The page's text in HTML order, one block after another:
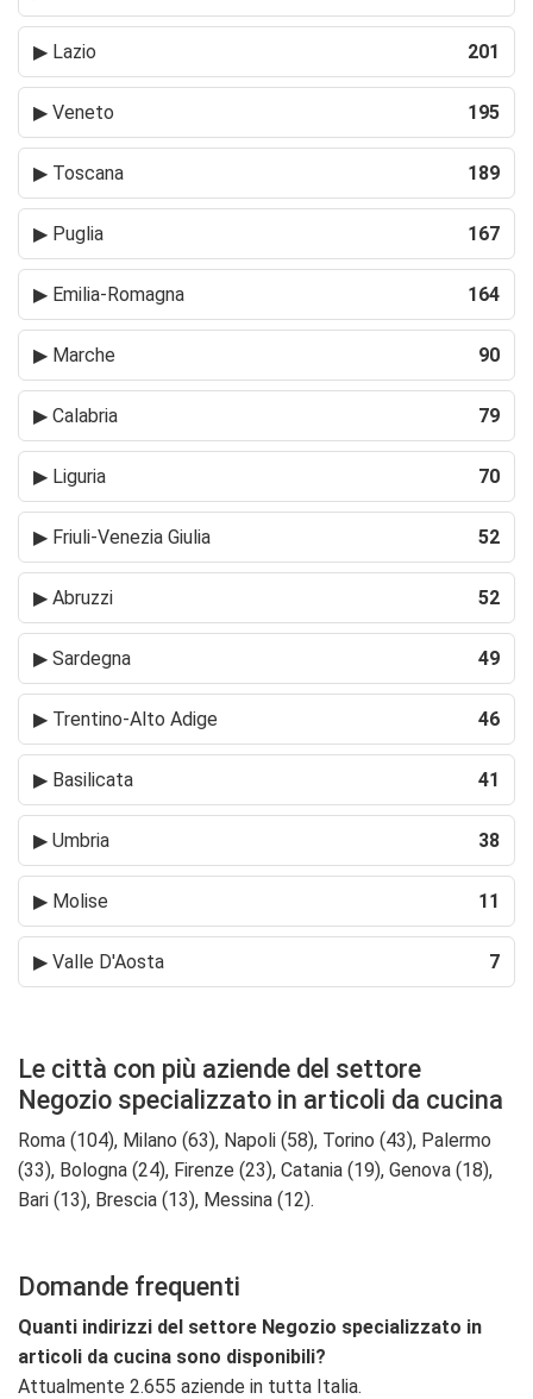
▶ Lazio 201
▶ Veneto 195
▶ Toscana 189
▶ Puglia 167
▶ Emilia-Romagna 164
▶ Marche 90
▶ Calabria 79
▶ Liguria 70
▶ Friuli-Venezia Giulia 52
▶ Abruzzi 52
▶ Sardegna 49
▶ Trentino-Alto Adige 46
▶ Basilicata 41
▶ Umbria 38
▶ Molise 11
▶ Valle D'Aosta 7
Le città con più aziende del settore
Negozio specializzato in articoli da cucina
Roma (104), Milano (63), Napoli (58), Torino (43), Palermo
(33), Bologna (24), Firenze (23), Catania (19), Genova (18),
Bari (13), Brescia (13), Messina (12).
Domande frequenti
Quanti indirizzi del settore Negozio specializzato in
articoli da cucina sono disponibili?
Attualmente 2.655 aziende in tutta Italia.